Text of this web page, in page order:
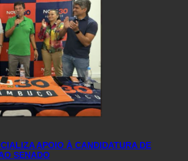
APOIO À CANDIDATURA DE
SENADO